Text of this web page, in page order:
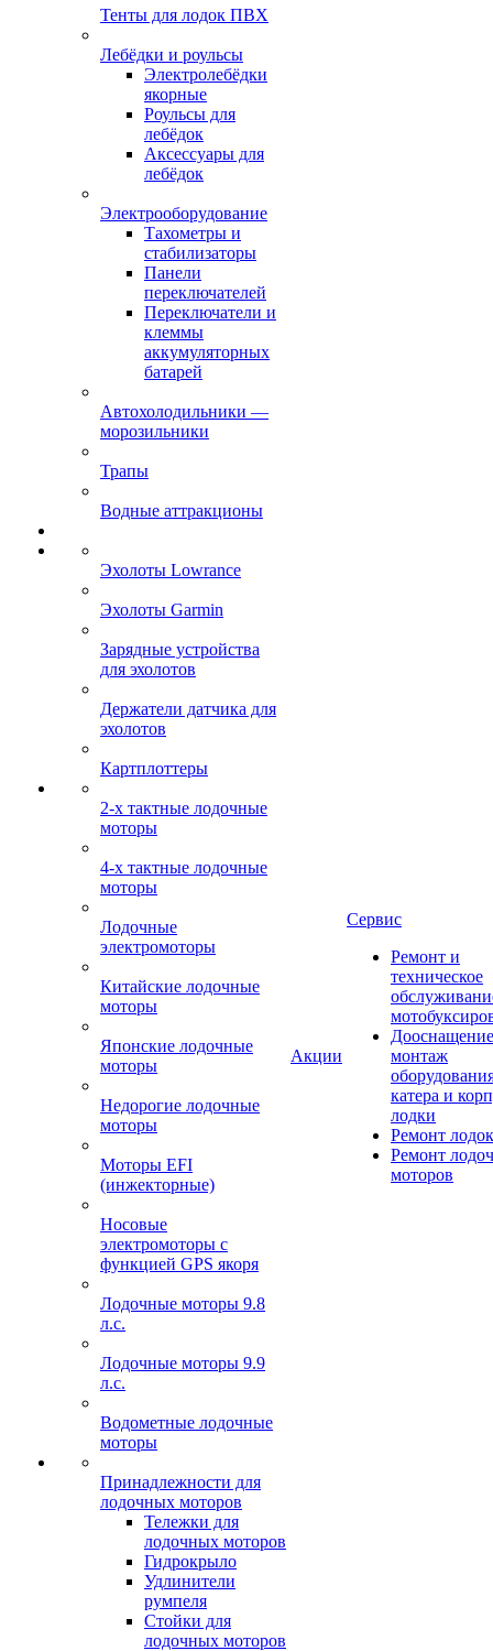
Тенты для лодок ПВХ
Лебёдки и роульсы
Электролебёдки
якорные
Роульсы для
лебёдок
Аксессуары для
лебёдок
Электрооборудование
Тахометры и
стабилизаторы
Панели
переключателей
Переключатели и
клеммы
аккумуляторных
батарей
Автохолодильники —
морозильники
Трапы
Водные аттракционы
Эхолоты Lowrance
Эхолоты Garmin
Зарядные устройства
для эхолотов
Держатели датчика для
эхолотов
Картплоттеры
2-х тактные лодочные
моторы
4-х тактные лодочные
моторы
Лодочные
электромоторы
Китайские лодочные
моторы
Японские лодочные
моторы
Недорогие лодочные
моторы
Моторы EFI
(инжекторные)
Носовые
электромоторы с
функцией GPS якоря
Лодочные моторы 9.8
л.с.
Лодочные моторы 9.9
л.с.
Водометные лодочные
моторы
Принадлежности для
лодочных моторов
Тележки для
лодочных моторов
Гидрокрыло
Удлинители
румпеля
Стойки для
лодочных моторов
Акции
Сервис
Ремонт и
техническое
монтаж
катера и
лодки
Ремонт
Ремонт
моторов